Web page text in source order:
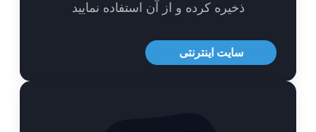
ذخیره کرده و از آن استفاده نمایید
سایت اینترنتی